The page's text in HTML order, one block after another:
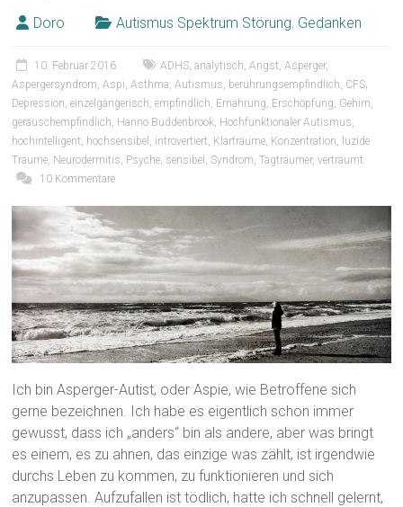
Doro Autismus Spektrum Störung, Gedanken
10. Februar 2016 ADHS,analytisch,Angst,Asperger,
Aspergersyndrom,Aspi,Asthma,Autismus, berührungsempfindlich, CFS,
Depression,einzelgängerisch,empfindlich, Ernährung, Erschöpfung, Gehirn,
geräuschempfindlich, Hanno Buddenbrook, Hochfunktionaler Autismus,
hochintelligent, hochsensibel , introvertiert, Klarträume, Konzentration, luzide
Träume, Neurodermitis, Psyche, sensibel , Syndrom,Tagträumer,verträumt
10 Kommentare
Ich bin Asperger-Autist, oder Aspie, wie Betroffene sich
gerne bezeichnen. Ich habe es eigentlich schon immer
gewusst, dass ich „anders“ bin als andere, aber was bringt
es einem, es zu ahnen, das einzige was zählt, ist irgendwie
durchs Leben zu kommen, zu funktionieren und sich
anzupassen. Aufzufallen ist tödlich, hatte ich schnell gelernt,